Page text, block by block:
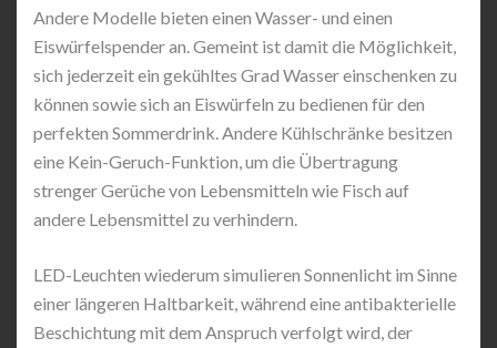
Andere Modelle bieten einen Wasser- und einen
Eiswürfelspender an. Gemeint ist damit die Möglichkeit,
sich jederzeit ein gekühltes Grad Wasser einschenken zu
können sowie sich an Eiswürfeln zu bedienen für den
perfekten Sommerdrink. Andere Kühlschränke besitzen
eine Kein-Geruch-Funktion, um die Übertragung
strenger Gerüche von Lebensmitteln wie Fisch auf
andere Lebensmittel zu verhindern.
LED-Leuchten wiederum simulieren Sonnenlicht im Sinne
einer längeren Haltbarkeit, während eine antibakterielle
Beschichtung mit dem Anspruch verfolgt wird, der